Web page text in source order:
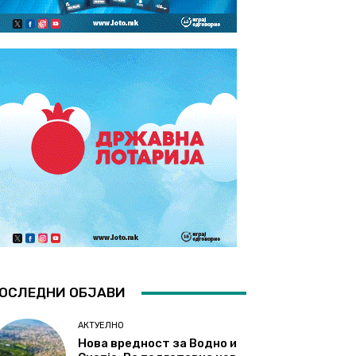
ОБЈАВИ
АКТУЕЛНО
Нова вредност за Водно и